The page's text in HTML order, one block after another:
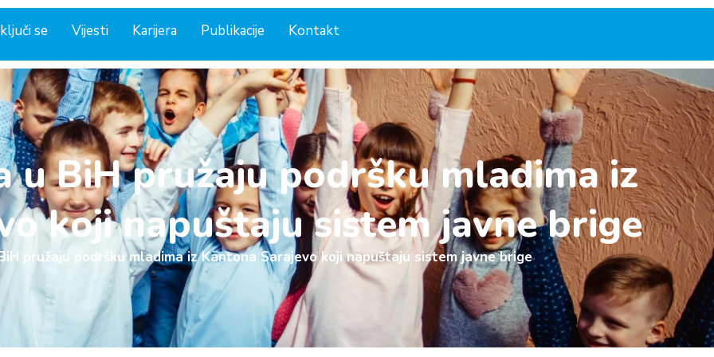
se Vijesti Karijera Publikacije Kontakt
u BiH pružaju podršku mladima iz
koji napuštaju sistem javne brige
pružaju podršku mladima iz Kantona Sarajevo koji napuštaju sistem javne brige